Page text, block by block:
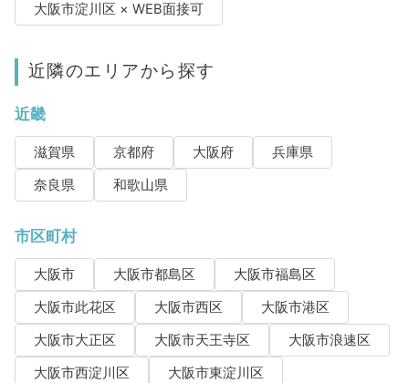
大阪市淀川区 × WEB面接可
近隣のエリアから探す
近畿
滋賀県 京都府 大阪府
兵庫県
奈良県
和歌山県
市区町村
大阪市 大阪市都島区
大阪市福島区
大阪市此花区
大阪市西区
大阪市港区
大阪市大正区
大阪市天王寺区
大阪市浪速区
大阪市西淀川区
大阪市東淀川区